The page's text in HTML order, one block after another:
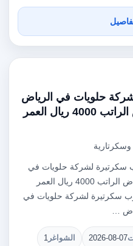
حلويات في الرياض
مكان العمل الرياض الراتب 4000 ريال العمر
وسكرتارية
سكرتيرة لشركة حلويات في
الرياض مكان العمل الرياض الراتب 4000 ريال العمر
25 ...مطلوب سكرتيرة لشركة حلويات في
…
2026-08-07 الشواغر 1